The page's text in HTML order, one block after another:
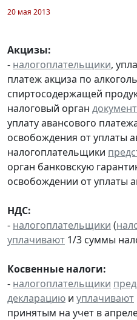
20 мая 2013
Акцизы:
- налогоплательщики,
платеж акциза по
спиртосодержащей
налоговый орган
уплату авансового
освобождения от уплаты
налогоплательщики
орган банковскую
освобождении от уплаты
НДС:
- налогоплательщики (
уплачивают 1/3 суммы
Косвенные налоги:
- налогоплательщики
декларацию и уплачивают
принятым на учет в